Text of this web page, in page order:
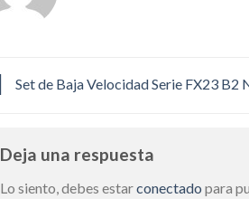
Set de Baja Velocidad Serie FX23 B2
Deja una respuesta
Lo siento, debes estarconectado para